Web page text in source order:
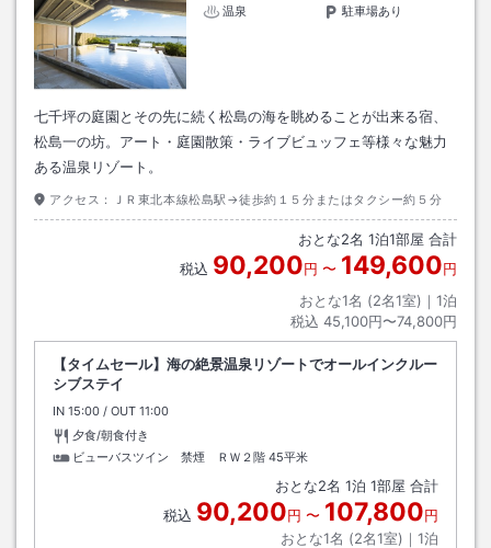
温泉
駐車場あり
七千坪の庭園とその先に続く松島の海を眺めることが出来る宿、
松島一の坊。アート・庭園散策・ライブビュッフェ等様々な魅力
ある温泉リゾート。
アクセス： ＪＲ東北本線松島駅→徒歩約１５分またはタクシー約５分
おとな2名 1泊1部屋 合計
税込 90,200円 〜 149,600円
おとな1名 (2名1室)｜ 1泊
税込 45,100円〜74,800円
【タイムセール】海の絶景温泉リゾートでオールインクルー
シブステイ
IN チェックイン
15:00 / OUT チェックアウト
11:00
夕食/朝食付き
ビューバスツイン 禁煙 ＲＷ２階 45平米
おとな2名 1泊 1部屋 合計
税込 90,200円 〜 107,800円
おとな1名 (2名1室)｜ 1泊